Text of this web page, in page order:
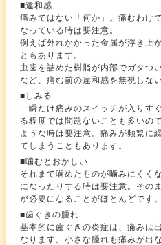
■違和感
痛みではない「何か」。痛むわけ
なっている時は要注意。
例えば外れかかった金属が浮き上
ともあります。
虫歯を詰めた樹脂が内部でガタつ
など、痛む前の違和感を無視しな
■しみる
一瞬だけ痛みのスイッチが入りす
る程度では問題ないことも多いの
ような時は要注意。痛みが頻繁に
てしまうこともあります。
■噛むとおかしい
それまで噛めたものが噛みにくく
になったりする時は要注意。その
が必要になることがほとんどです。
■歯ぐきの腫れ
基本的に歯ぐきの炎症は、痛みは
なります。小さな腫れも痛みが出